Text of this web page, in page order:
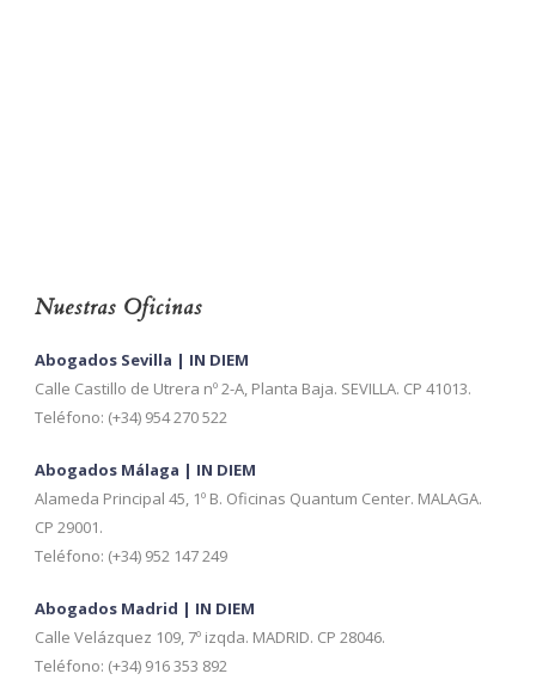
Nuestras Oficinas
Abogados Sevilla | IN DIEM
Calle Castillo de Utrera nº 2-A, Planta Baja. SEVILLA. CP 41013.
Teléfono: (+34) 954 270 522
Abogados Málaga | IN DIEM
Alameda Principal 45, 1º B. Oficinas Quantum Center. MALAGA.
CP 29001.
Teléfono: (+34) 952 147 249
Abogados Madrid | IN DIEM
Calle Velázquez 109, 7º izqda. MADRID. CP 28046.
Teléfono: (+34) 916 353 892